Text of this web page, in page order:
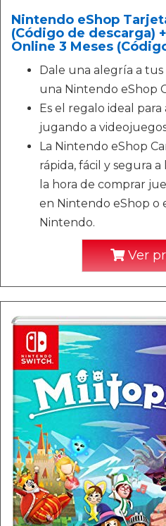
Nintendo eShop
(Código de descarga)
Online 3 Meses
Dale una alegría a tus
una Nintendo eShop
Es el regalo ideal
jugando a
La Nintendo eShop
rápida, fácil y segura
la hora de comprar
en Nintendo eShop o
Nintendo.
Ver